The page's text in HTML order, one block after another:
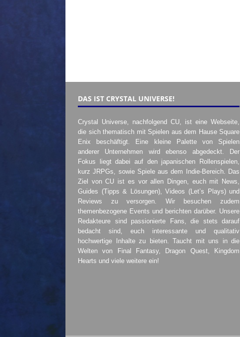
DAS IST CRYSTAL UNIVERSE!
Crystal Universe, nachfolgend CU, ist eine Webseite,
die sich thematisch mit Spielen aus dem Hause Square
Enix beschäftigt. Eine kleine Palette von Spielen
anderer Unternehmen wird ebenso abgedeckt. Der
Fokus liegt dabei auf den japanischen Rollenspielen,
kurz JRPGs, sowie Spiele aus dem Indie-Bereich. Das
Ziel von CU ist es vor allen Dingen, euch mit News,
Guides (Tipps & Lösungen), Videos (Let’s Plays) und
Reviews zu versorgen. Wir besuchen zudem
themenbezogene Events und berichten darüber. Unsere
Redakteure sind passionierte Fans, die stets darauf
bedacht sind, euch interessante und qualitativ
hochwertige Inhalte zu bieten. Taucht mit uns in die
Welten von Final Fantasy, Dragon Quest, Kingdom
Hearts und viele weitere ein!